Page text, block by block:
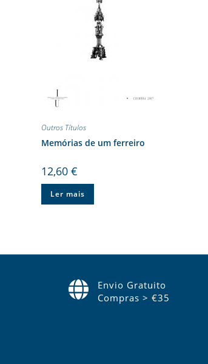
Outros Títulos
Memórias de um ferreiro
12,60€
Ler mais
Envio Gratuito
Compras > €35